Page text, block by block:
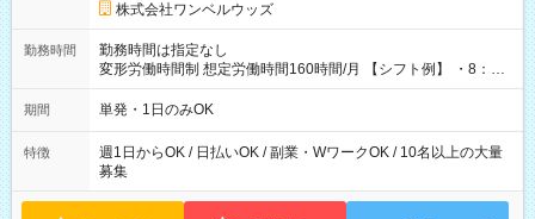
株式会社ワンベルウッズ
勤務時間
勤務時間は指定なし
変形労働時間制 想定労働時間160時間/月 【シフト例】 ・8：00
～21：00
期間 単発・1日のみOK
特徴
週1日からOK / 日払いOK / 副業・WワークOK / 10名以上の大量
募集